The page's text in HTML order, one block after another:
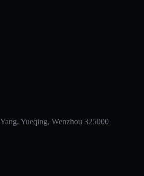
Yueqing, Wenzhou 325000